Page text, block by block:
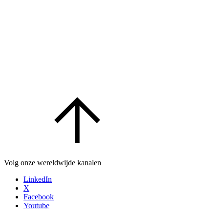
Volg onze wereldwijde kanalen
LinkedIn
X
Facebook
Youtube